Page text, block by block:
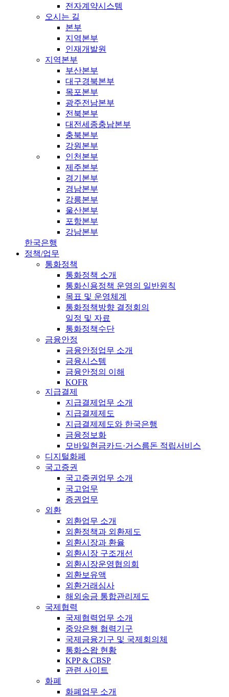
전자계약시스템
오시는 길
본부
지역본부
인재개발원
지역본부
부산본부
대구경북본부
목포본부
광주전남본부
전북본부
대전세종충남본부
충북본부
강원본부
인천본부
제주본부
경기본부
경남본부
강릉본부
울산본부
포항본부
강남본부
한국은행
정책/업무
통화정책
통화정책 소개
통화신용정책 운영의 일반원칙
목표 및 운영체계
통화정책방향 결정회의
일정 및 자료
통화정책수단
금융안정
금융안정업무 소개
금융시스템
금융안정의 이해
KOFR
지급결제
지급결제업무 소개
지급결제제도
지급결제제도와 한국은행
금융정보화
모바일현금카드·거스름돈 적립서비스
디지털화폐
국고증권
국고증권업무 소개
국고업무
증권업무
외환
외환업무 소개
외환정책과 외환제도
외환시장과 환율
외환시장 구조개선
외환시장운영협의회
외환보유액
외환거래심사
해외송금 통합관리제도
국제협력
국제협력업무 소개
중앙은행 협력기구
국제금융기구 및 국제회의체
통화스왑 현황
KPP & CBSP
관련 사이트
화폐
화폐업무 소개